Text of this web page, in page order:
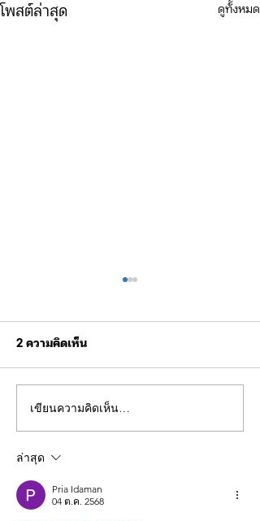
โพสต์ล่าสุด ดูทั้งหมด
ขอเชิญร่วมกิจกรรมการ
2 ความคิดเห็น
เขียนความคิดเห็น…
ล่าสุด
Pria Idaman
04 ต.ค. 2568